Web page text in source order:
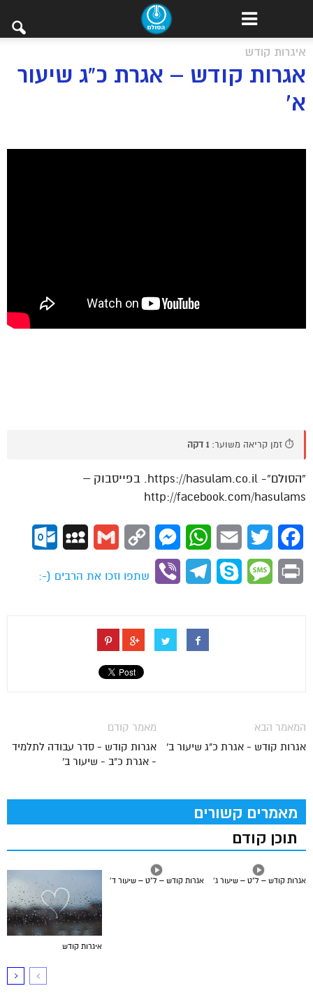
איגרות קודש
אגרות קודש – אגרת כ”ג שיעור
א’
⏱️ זמן קריאה משוער: 1 דקה
“הסולם”- https://hasulam.co.il. בפייסבוק –
http://facebook.com/hasulams
Facebook
Twitter
Email
WhatsApp
Messenger
Copy
Gmail
MySpace
Print
Message
Skype
Telegram
Viber
שתפו וזכו את הרבים (-:
מאמר קודם
אגרות קודש - סדר עבודה לתלמיד
- אגרת כ"ב - שיעור ב'
המאמר הבא
אגרות קודש - אגרת כ"ג שיעור ב'
מאמרים קשורים
תוכן קודם
איגרות קודש
אגרות קודש – ל”ט – שיעור ד’ אגרות קודש – ל”ט – שיעור ג’